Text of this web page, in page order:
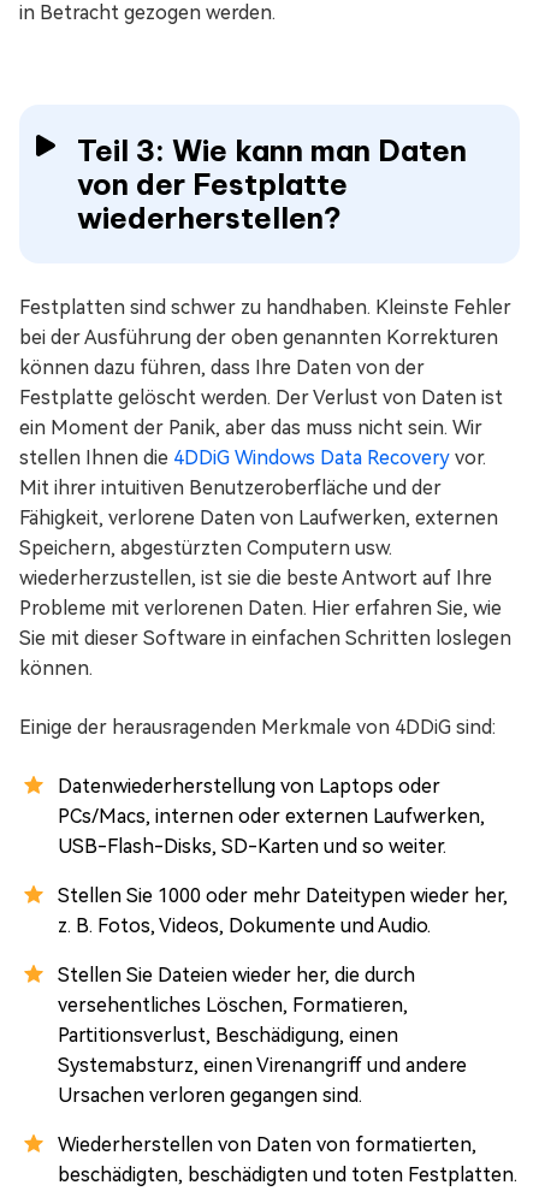
in Betracht gezogen werden.
Teil 3: Wie kann man Daten
von der Festplatte
wiederherstellen?
Festplatten sind schwer zu handhaben. Kleinste Fehler
bei der Ausführung der oben genannten Korrekturen
können dazu führen, dass Ihre Daten von der
Festplatte gelöscht werden. Der Verlust von Daten ist
ein Moment der Panik, aber das muss nicht sein. Wir
stellen Ihnen die 4DDiG Windows Data Recovery vor.
Mit ihrer intuitiven Benutzeroberfläche und der
Fähigkeit, verlorene Daten von Laufwerken, externen
Speichern, abgestürzten Computern usw.
wiederherzustellen, ist sie die beste Antwort auf Ihre
Probleme mit verlorenen Daten. Hier erfahren Sie, wie
Sie mit dieser Software in einfachen Schritten loslegen
können.
Einige der herausragenden Merkmale von 4DDiG sind:
Datenwiederherstellung von Laptops oder
PCs/Macs, internen oder externen Laufwerken,
USB-Flash-Disks, SD-Karten und so weiter.
Stellen Sie 1000 oder mehr Dateitypen wieder her,
z. B. Fotos, Videos, Dokumente und Audio.
Stellen Sie Dateien wieder her, die durch
versehentliches Löschen, Formatieren,
Partitionsverlust, Beschädigung, einen
Systemabsturz, einen Virenangriff und andere
Ursachen verloren gegangen sind.
Wiederherstellen von Daten von formatierten,
beschädigten, beschädigten und toten Festplatten.